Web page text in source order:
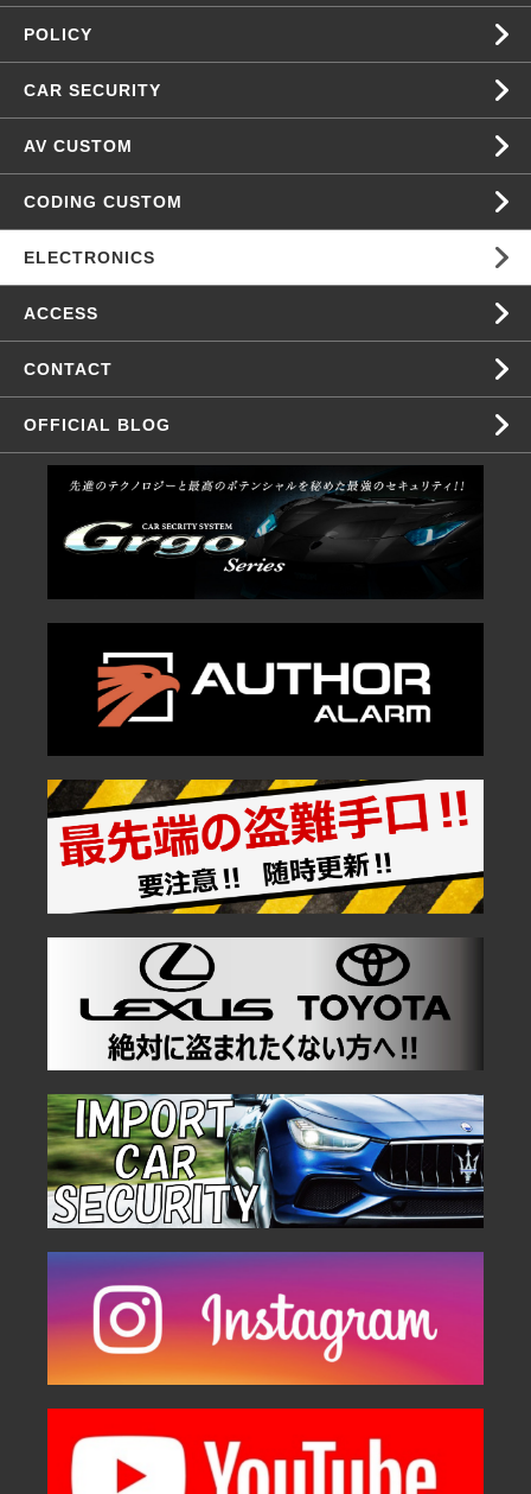
POLICY
CAR SECURITY
AV CUSTOM
CODING CUSTOM
ELECTRONICS
ACCESS
CONTACT
OFFICIAL BLOG